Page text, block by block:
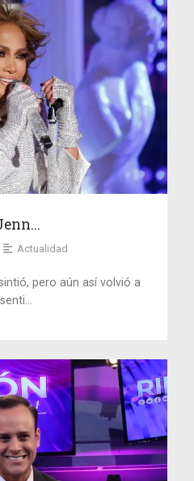
Actualidad
pero aún así volvió a